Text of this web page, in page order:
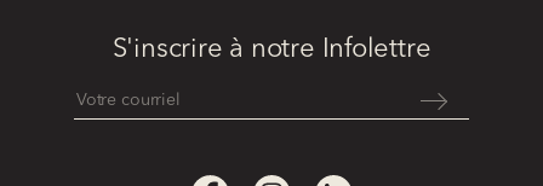
S'inscrire à notre Infolettre